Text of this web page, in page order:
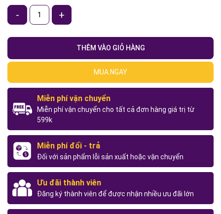
- +
THÊM VÀO GIỎ HÀNG
MUA NGAY
Miễn phí vận chuyển
Miễn phí vận chuyển cho tất cả đơn hàng giá trị từ
599k
Miễn phí đổi - trả
Đối với sản phẩm lỗi sản xuất hoặc vận chuyển
Ưu đãi thành viên
Đăng ký thành viên để được nhận nhiều ưu đãi lớn